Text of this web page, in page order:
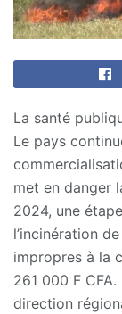
La santé
Le pays
met en danger
2024, une
l’incinération
impropres à la
261 000 F
direction